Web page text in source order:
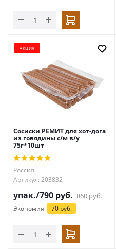
АКЦИЯ
Сосиски РЕМИТ для хот-дога
из говядины с/м в/у
75г*10шт
Россия
Артикул: 203832
упак./790 руб. 860руб.
Экономия 70 руб.